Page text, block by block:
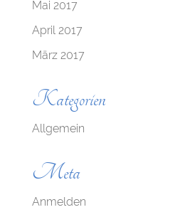
Mai 2017
April 2017
März 2017
Kategorien
Allgemein
Meta
Anmelden